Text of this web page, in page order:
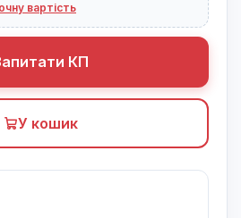
вартість
КП
У кошик